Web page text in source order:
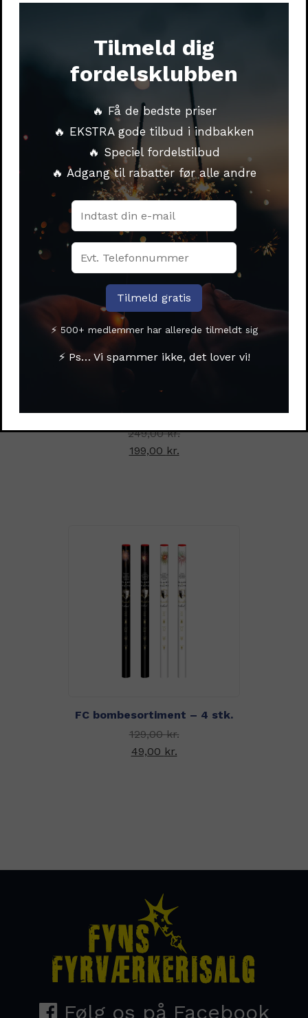
FC Keglefontæner – 3 stk.
169,00kr.
Shing Shih fontæne
249,00kr. Den oprindelige pris
199,00 kr.
FC bombesortiment – 4 stk.
129,00kr.
49,00 kr.
Tilmeld dig
fordelsklubben
🔥 Få de bedste priser
🔥 EKSTRA gode tilbud i indbakken
🔥 Speciel fordelstilbud
🔥 Adgang til rabatter før alle andre
⚡ 500+ medlemmer har allerede tilmeldt sig
⚡ Ps… Vi spammer ikke, det lover vi!